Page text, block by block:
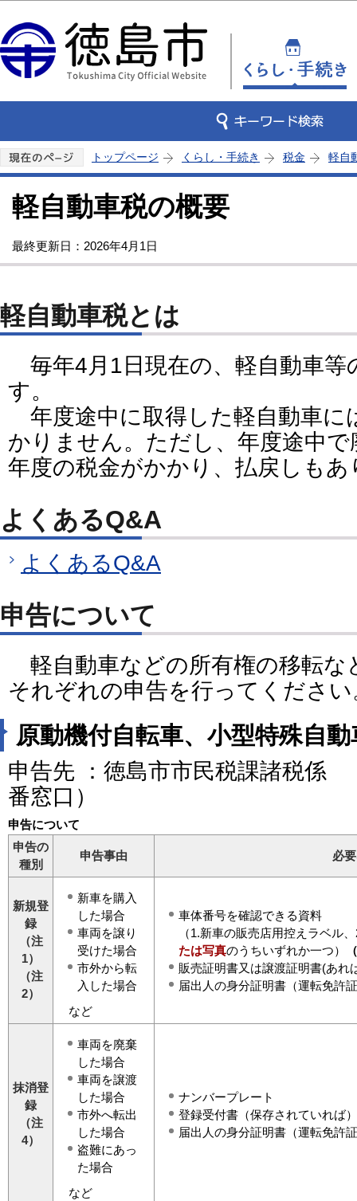
トップページ くらし・手続き 税金 軽自
軽自動車税の概要
最終更新日：2026年4月1日
軽自動車税とは
毎年4月1日現在の、軽自動車等
す。
年度途中に取得した軽自動車に
かりません。ただし、年度途中
年度の税金がかかり、払戻しもあ
よくあるQ&A
よくあるQ&A
申告について
軽自動車などの所有権の移転な
それぞれの申告を行ってください
原動機付自転車、小型特殊自動
申告先 ：徳島市市民税課諸税係
番窓口）
申告について
申告の
種別
申告事由 必
新規登
録
（注
1）
（注
2）
新車を購入
した場合
車両を譲り
受けた場合
市外から転
入した場合
など
車体番号を確認できる資料
（1.新車の販売店用控えラベル
たは写真のうちいずれか一つ）
販売証明書又は譲渡証明書(あれ
届出人の身分証明書（運転免許
抹消登
録
（注
4）
車両を廃棄
した場合
車両を譲渡
した場合
市外へ転出
した場合
盗難にあっ
た場合
など
ナンバープレート
登録受付書（保存されていれば）
届出人の身分証明書（運転免許